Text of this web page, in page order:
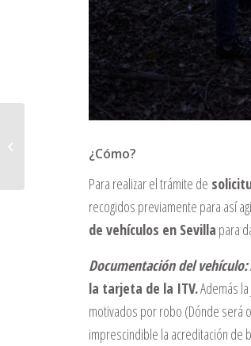
¿Cómo?
Para realizar el trámite de
recogidos previamente para así
de vehículos en Sevilla para
Documentación del vehículo:
la tarjeta de la ITV.Además
motivados por robo (Dónde será
imprescindible la acreditación de